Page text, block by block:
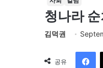
청나라
김덕권
공유